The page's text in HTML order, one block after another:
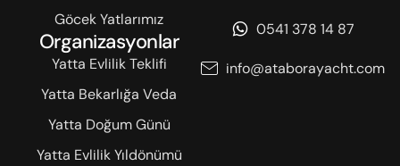
Göcek Yatlarımız
Organizasyonlar
Yatta Evlilik Teklifi
Yatta Bekarlığa Veda
Yatta Doğum Günü
Yatta Evlilik Yıldönümü
0541 378 14 87
info@ataborayacht.com